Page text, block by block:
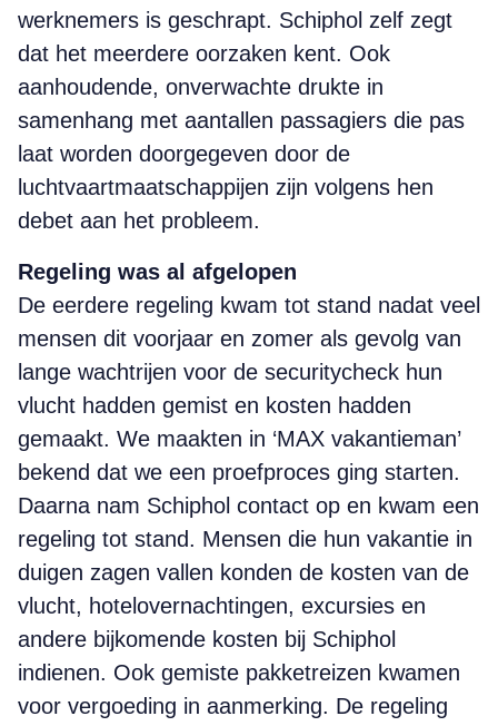
werknemers is geschrapt. Schiphol zelf zegt
dat het meerdere oorzaken kent. Ook
aanhoudende, onverwachte drukte in
samenhang met aantallen passagiers die pas
laat worden doorgegeven door de
luchtvaartmaatschappijen zijn volgens hen
debet aan het probleem.
Regeling was al afgelopen
De eerdere regeling kwam tot stand nadat veel
mensen dit voorjaar en zomer als gevolg van
lange wachtrijen voor de securitycheck hun
vlucht hadden gemist en kosten hadden
gemaakt. We maakten in ‘MAX vakantieman’
bekend dat we een proefproces ging starten.
Daarna nam Schiphol contact op en kwam een
regeling tot stand. Mensen die hun vakantie in
duigen zagen vallen konden de kosten van de
vlucht, hotelovernachtingen, excursies en
andere bijkomende kosten bij Schiphol
indienen. Ook gemiste pakketreizen kwamen
voor vergoeding in aanmerking. De regeling